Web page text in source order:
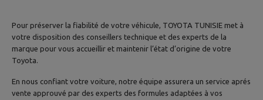
Pour préserver la fiabilité de votre véhicule, TOYOTA TUNISIE met à
votre disposition des conseillers technique et des experts de la
marque pour vous accueillir et maintenir l’état d’origine de votre
Toyota.
En nous confiant votre voiture, notre équipe assurera un service aprés
vente approuvé par des experts des formules adaptées à vos